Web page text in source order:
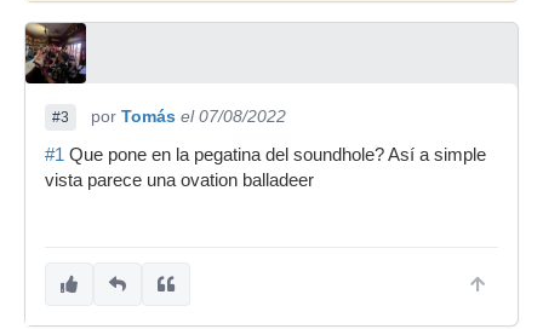
#3 por Tomás el 07/08/2022
#1 Que pone en la pegatina del soundhole? Así a simple
vista parece una ovation balladeer